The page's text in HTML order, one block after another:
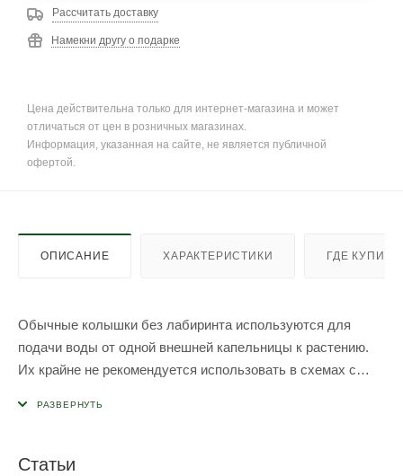
Рассчитать доставку
Намекни другу о подарке
Цена действительна только для интернет-магазина и может
отличаться от цен в розничных магазинах.
Информация, указанная на сайте, не является публичной
офертой.
ОПИСАНИЕ ХАРАКТЕРИСТИКИ ГДЕ КУПИТЬ
Обычные колышки без лабиринта используются для
подачи воды от одной внешней капельницы к растению.
Их крайне не рекомендуется использовать в схемах с
рекомендуется использовать в комплекте с наружной
Статьи